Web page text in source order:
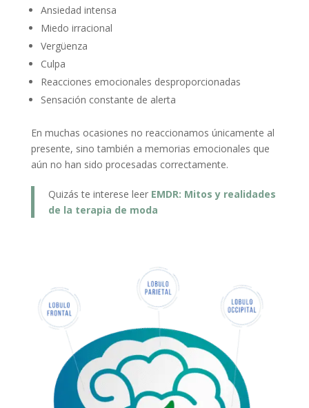
Ansiedad intensa
Miedo irracional
Vergüenza
Culpa
Reacciones emocionales desproporcionadas
Sensación constante de alerta
En muchas ocasiones no reaccionamos únicamente al
presente, sino también a memorias emocionales que
aún no han sido procesadas correctamente.
Quizás te interese leer EMDR: Mitos y realidades
de la terapia de moda